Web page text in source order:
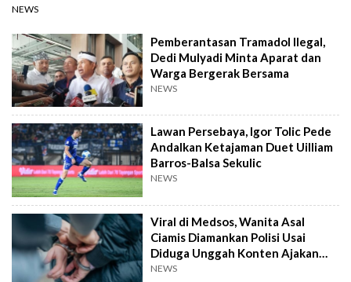
NEWS
Pemberantasan Tramadol Ilegal,
Dedi Mulyadi Minta Aparat dan
Warga Bergerak Bersama
NEWS
Lawan Persebaya, Igor Tolic Pede
Andalkan Ketajaman Duet Uilliam
Barros-Balsa Sekulic
NEWS
Viral di Medsos, Wanita Asal
Ciamis Diamankan Polisi Usai
Diduga Unggah Konten Ajakan
Demo
NEWS